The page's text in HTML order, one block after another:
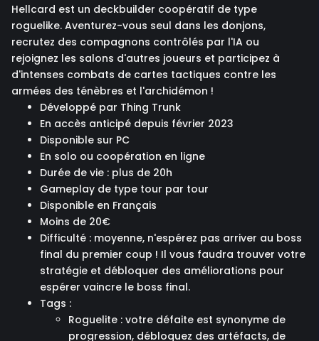
Hellcard est un deckbuilder coopératif de type
roguelike. Aventurez-vous seul dans les donjons,
recrutez des compagnons contrôlés par l'IA ou
rejoignez les salons d'autres joueurs et participez à
d'intenses combats de cartes tactiques contre les
armées des ténèbres et l'archidémon !
Développé par Thing Trunk
En accès anticipé depuis février 2023
Disponible sur PC
En solo ou coopération en ligne
Durée de vie : plus de 20h
Gameplay de type tour par tour
Disponible en Français
Moins de 20€
Difficulté : moyenne, n'espérez pas arriver au boss
final du premier coup ! Il vous faudra trouver votre
stratégie et débloquer des améliorations pour
espérer vaincre le boss final.
Tags :
Roguelite : votre défaite est synonyme de
progression, débloquez des artéfacts, de